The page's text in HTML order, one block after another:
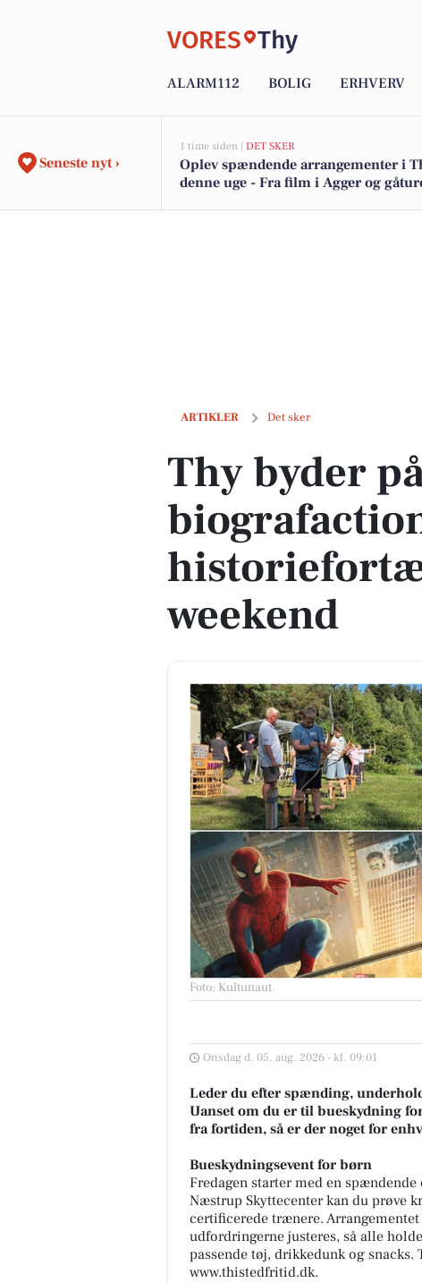
VORES Thy
ALARM112 BOLIG ERHVERV
Seneste nyt ›
1 time siden | DET SKER
Oplev spændende arrangementer i
denne uge - Fra film i Agger og
ARTIKLER Det sker
Thy byder på bueskydning, biografaction
Thy byder
weekend
Foto: Kultunaut.
Onsdag d. 05. aug. 2026 - kl. 09:01
Leder du efter spænding,
Uanset om du er til bueskydning
fra fortiden, så er der noget for
Bueskydningsevent for børn
Fredagen starter med en
Næstrup Skyttecenter kan du prøve
certificerede trænere.
udfordringerne justeres, så alle
passende tøj, drikkedunk og
www.thistedfritid.dk.